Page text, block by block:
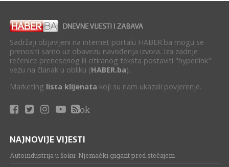
Sadržaji objavljeni na internet portalu HABER.ba mogu se
prenositi samo uz obavezu navođenja izvora. Iza zadnje
rečenice prenesenog ili citiranog teksta postaviti "hyperlink"
vezu na članak u obliku (HABER.ba).
Marketing lista klijenata koji su nam ukazali povjerenje.
ok
NAJNOVIJE VIJESTI
Autoindustrija u šoku: Njemački gigant pred stečajem